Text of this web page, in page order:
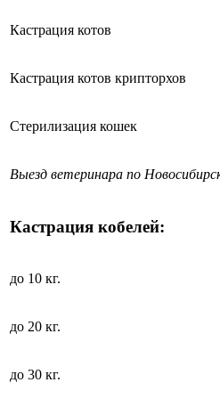
Кастрация котов
Кастрация котов крипторхов
Стерилизация кошек
Выезд ветеринара по
Кастрация кобелей:
до 10 кг.
до 20 кг.
до 30 кг.